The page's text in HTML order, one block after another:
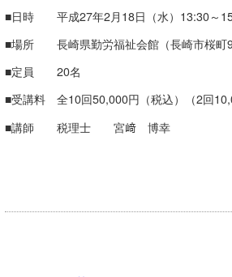
■日時 平成27年2月18日（水）13:30～
■場所 長崎県勤労福祉会館（長崎市桜町
■定員 20名
■受講料 全10回50,000円（税込）（2回
■講師 税理士 宮﨑 博幸